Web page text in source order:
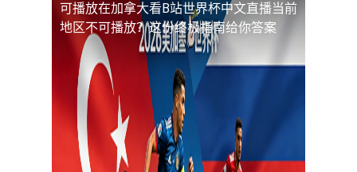
可播放在加拿大看B站世界杯中文直播当前
地区不可播放？这份终极指南给你答案